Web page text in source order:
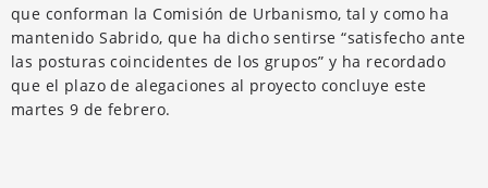
que conforman la Comisión de Urbanismo, tal y como ha
mantenido Sabrido, que ha dicho sentirse “satisfecho ante
las posturas coincidentes de los grupos” y ha recordado
que el plazo de alegaciones al proyecto concluye este
martes 9 de febrero.